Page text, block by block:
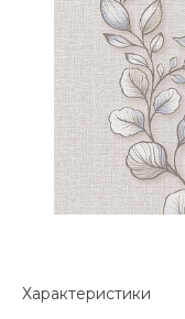
Характеристики